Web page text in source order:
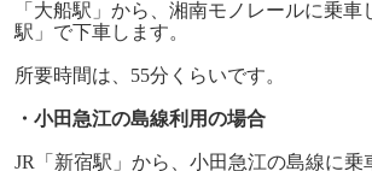
「大船駅」から、湘南モノレールに乗車
駅」で下車します。
所要時間は、 55分くらいです。
・小田急江の島線利用の場合
JR
「新宿駅」から、小田急江の島線に乗